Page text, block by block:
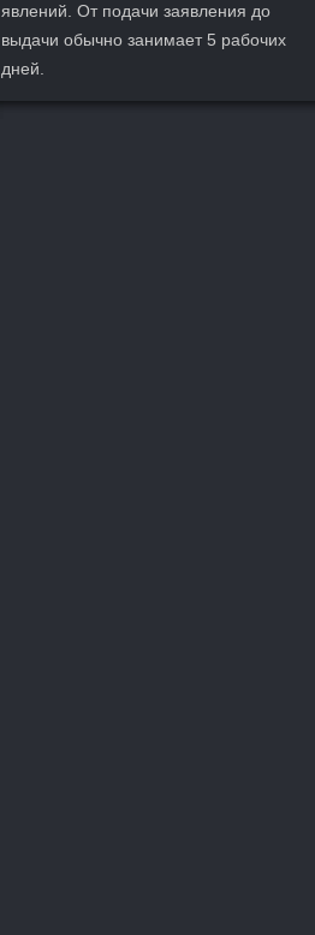
явлений. От подачи заявления до
выдачи обычно занимает 5 рабочих
дней.